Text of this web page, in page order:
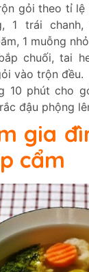
gỏi theo tỉ lệ
1 trái
1 muỗng
chuối, tai
vào trộn đều.
10 phút cho
đậu phộng
gia
cẩm